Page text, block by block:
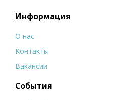
Информация
О нас
Контакты
Вакансии
События